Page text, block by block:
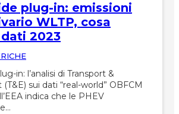
plug-in: emissioni
WLTP, cosa
2023
in: l’analisi di Transport &
sui dati “real-world” OBFCM
indica che le PHEV